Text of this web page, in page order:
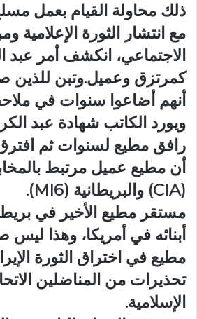
ذلك محاولة القيام بعمل
مع انتشار الثورة الإعلامية
الاجتماعي، انكشف أمر عبد
كمرتزق وعميل.وتبن للذين
أنهم أضاعوا سنوات في
ويورد الكاتب شهادة عبد
رافق مطيع لسنوات ثم
أن مطيع عميل مرتبط
(CIA) والبريطانية (MI6).
مستقر مطيع الأخير في
أبنائه في أمريكا، وهذا
مطيع في اختراق الثورة
تحذيرات من المناضلين
الإسلامية.